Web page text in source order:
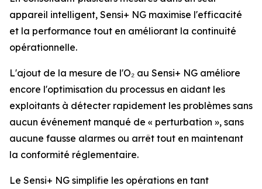
appareil intelligent, Sensi+ NG maximise l'efficacité
et la performance tout en améliorant la continuité
opérationnelle.
L'ajout de la mesure de l'O₂ au Sensi+ NG améliore
encore l'optimisation du processus en aidant les
exploitants à détecter rapidement les problèmes sans
aucun événement manqué de « perturbation », sans
aucune fausse alarmes ou arrêt tout en maintenant
la conformité réglementaire.
Le Sensi+ NG simplifie les opérations en tant